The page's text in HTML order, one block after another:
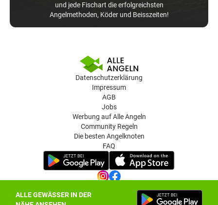
ALLE GEWÄSSER IN DER
und jede Fischart die erfolgreichsten
Angelmethoden, Köder und Beisszeiten!
Datenschutzerklärung
Impressum
AGB
Jobs
Werbung auf Alle Angeln
Community Regeln
Die besten Angelknoten
FAQ
Datenschutz-Einstellungen